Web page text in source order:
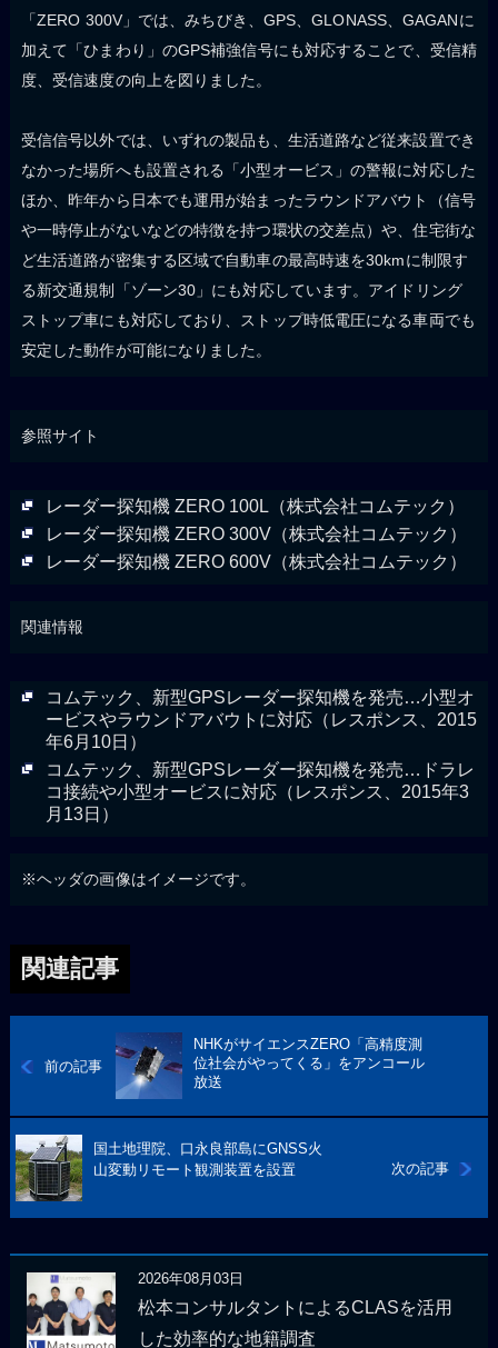
「ZERO 300V」では、みちびき、GPS、GLONASS、GAGANに
加えて「ひまわり」のGPS補強信号にも対応することで、受信精
度、受信速度の向上を図りました。
受信信号以外では、いずれの製品も、生活道路など従来設置でき
なかった場所へも設置される「小型オービス」の警報に対応した
ほか、昨年から日本でも運用が始まったラウンドアバウト（信号
や一時停止がないなどの特徴を持つ環状の交差点）や、住宅街な
ど生活道路が密集する区域で自動車の最高時速を30kmに制限す
る新交通規制「ゾーン30」にも対応しています。アイドリング
ストップ車にも対応しており、ストップ時低電圧になる車両でも
安定した動作が可能になりました。
参照サイト
レーダー探知機 ZERO 100L（株式会社コムテック）
レーダー探知機 ZERO 300V（株式会社コムテック）
レーダー探知機 ZERO 600V（株式会社コムテック）
関連情報
コムテック、新型GPSレーダー探知機を発売…小型オ
ービスやラウンドアバウトに対応（レスポンス、2015
年6月10日）
コムテック、新型GPSレーダー探知機を発売…ドラレ
コ接続や小型オービスに対応（レスポンス、2015年3
月13日）
※ヘッダの画像はイメージです。
関連記事
前の記事
NHKがサイエンスZERO「高精度測
位社会がやってくる」をアンコール
放送
次の記事
国土地理院、口永良部島にGNSS火
山変動リモート観測装置を設置
2026年08月03日
松本コンサルタントによるCLASを活用
した効率的な地籍調査